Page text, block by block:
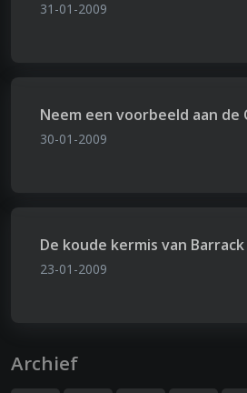
31-01-2009
Neem een voorbeeld aan de
30-01-2009
De koude kermis van Barrack
23-01-2009
Archief